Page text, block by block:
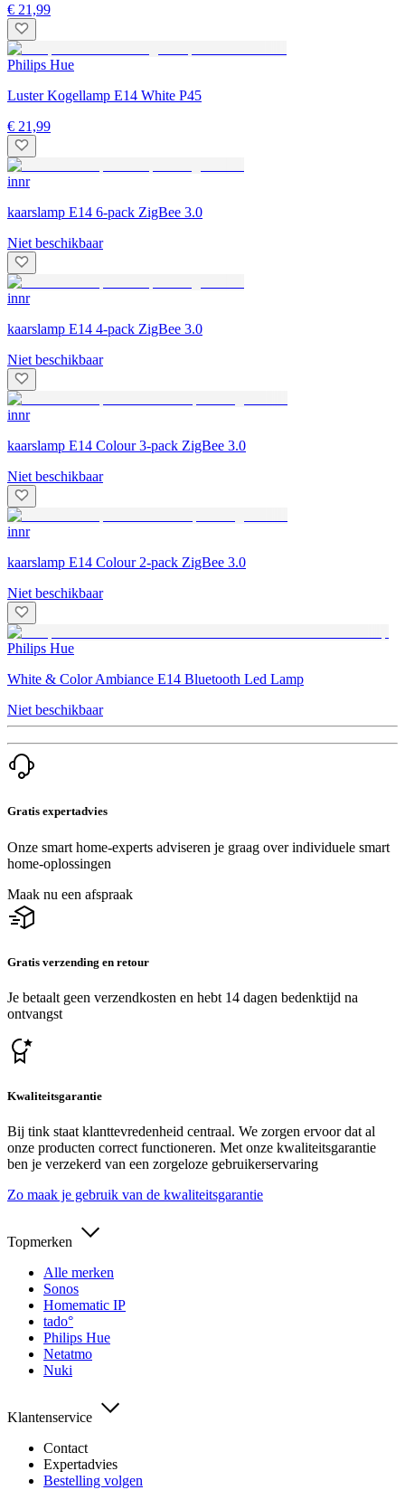
€ 21,99
Philips Hue
Luster Kogellamp E14 White P45
€ 21,99
innr
kaarslamp E14 6-pack ZigBee 3.0
Niet beschikbaar
innr
kaarslamp E14 4-pack ZigBee 3.0
Niet beschikbaar
innr
kaarslamp E14 Colour 3-pack ZigBee 3.0
Niet beschikbaar
innr
kaarslamp E14 Colour 2-pack ZigBee 3.0
Niet beschikbaar
Philips Hue
White & Color Ambiance E14 Bluetooth Led Lamp
Niet beschikbaar
Gratis expertadvies
Onze smart home-experts adviseren je graag over individuele smart
home-oplossingen
Maak nu een afspraak
Gratis verzending en retour
Je betaalt geen verzendkosten en hebt 14 dagen bedenktijd na
ontvangst
Kwaliteitsgarantie
Bij tink staat klanttevredenheid centraal. We zorgen ervoor dat al
onze producten correct functioneren. Met onze kwaliteitsgarantie
ben je verzekerd van een zorgeloze gebruikerservaring
Zo maak je gebruik van de kwaliteitsgarantie
Topmerken
Alle merken
Sonos
Homematic IP
tado°
Philips Hue
Netatmo
Nuki
Klantenservice
Contact
Expertadvies
Bestelling volgen